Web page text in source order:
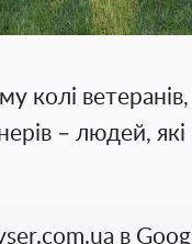
колі
– людей,
в